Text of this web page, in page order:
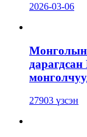
2026-03-06
Монголын
27903 үзсэн